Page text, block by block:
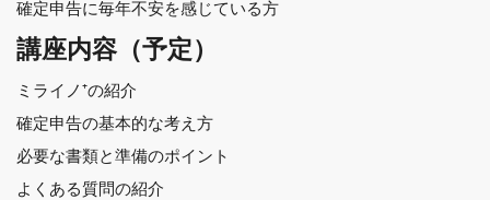
確定申告に毎年不安を感じている方
講座内容（予定）
ミライノ⁺の紹介
確定申告の基本的な考え方
必要な書類と準備のポイント
よくある質問の紹介